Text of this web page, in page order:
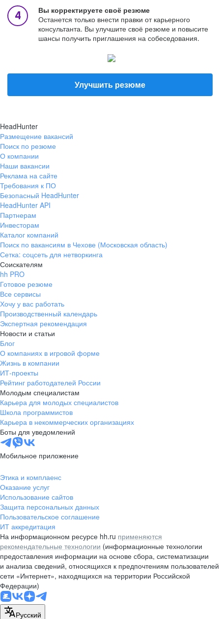
Вы корректируете своё резюме
Останется только внести правки от карьерного
консультанта. Вы улучшите своё резюме и повысите
шансы получить приглашения на собеседования.
Улучшить резюме
HeadHunter
Размещение вакансий
Поиск по резюме
О компании
Наши вакансии
Реклама на сайте
Требования к ПО
Безопасный HeadHunter
HeadHunter API
Партнерам
Инвесторам
Каталог компаний
Поиск по вакансиям в Чехове (Московская область)
Сетка: соцсеть для нетворкинга
Соискателям
hh PRO
Готовое резюме
Все сервисы
Хочу у вас работать
Производственный календарь
Экспертная рекомендация
Новости и статьи
Блог
О компаниях в игровой форме
Жизнь в компании
ИТ-проекты
Рейтинг работодателей России
Молодым специалистам
Карьера для молодых специалистов
Школа программистов
Карьера в некоммерческих организациях
Боты для уведомлений
Мобильное приложение
Этика и комплаенс
Оказание услуг
Использование сайтов
Защита персональных данных
Пользовательское соглашение
ИТ аккредитация
На информационном ресурсе hh.ru применяются
рекомендательные технологии (информационные технологии
предоставления информации на основе сбора, систематизации
и анализа сведений, относящихся к предпочтениям пользователей
сети «Интернет», находящихся на территории Российской
Федерации)
Русский